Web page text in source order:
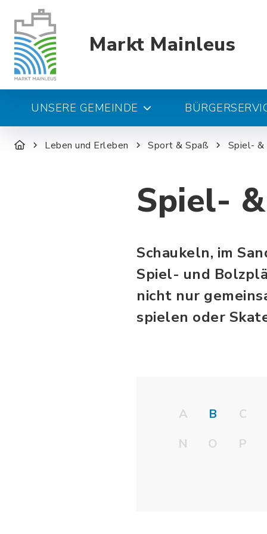
Markt Mainleus
UNSERE GEMEINDE
Leben und Erleben Sport & Spaß Spiel-
Spiel-
Schaukeln, im
Spiel- und
nicht nur
spielen oder
A B
C
N
O P